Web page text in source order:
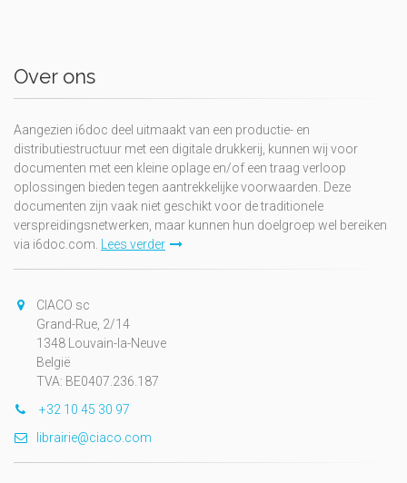
Over ons
Aangezien i6doc deel uitmaakt van een productie- en
distributiestructuur met een digitale drukkerij, kunnen wij voor
documenten met een kleine oplage en/of een traag verloop
oplossingen bieden tegen aantrekkelijke voorwaarden. Deze
documenten zijn vaak niet geschikt voor de traditionele
verspreidingsnetwerken, maar kunnen hun doelgroep wel bereiken
via i6doc.com. Lees verder
CIACO sc
Grand-Rue, 2/14
1348 Louvain-la-Neuve
België
TVA: BE0407.236.187
+32 10 45 30 97
librairie@ciaco.com